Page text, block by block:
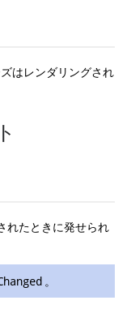
はレンダリングされ
れたときに発せられ
。